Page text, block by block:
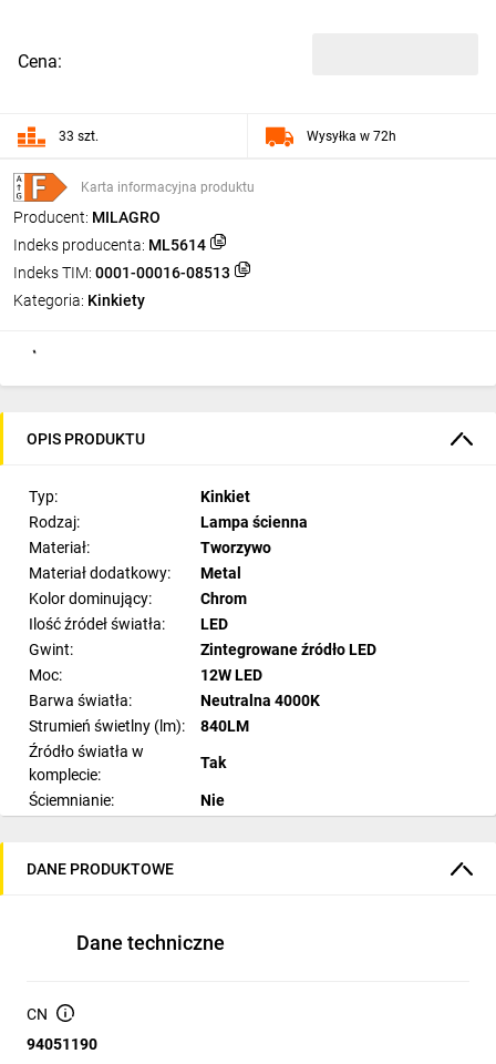
Karta informacyjna produktu
Producent: MILAGRO
Indeks producenta: ML5614
Indeks TIM: 0001-00016-08513
Kategoria: Kinkiety
Cena:
33 szt. Wysyłka w 72h
OPIS PRODUKTU
Typ:
Kinkiet
Rodzaj:
Lampa ścienna
Materiał:
Tworzywo
Materiał dodatkowy:
Metal
Kolor dominujący:
Chrom
Ilość źródeł światła:
LED
Gwint:
Zintegrowane źródło LED
Moc:
12W LED
Barwa światła:
Neutralna 4000K
Strumień świetlny (lm):
840LM
Źródło światła w
komplecie:
Tak
Ściemnianie:
Nie
Do zastosowania w:
Głębokość (cm):
11
Liczba ramion:
Wymiary opakowania
DANE PRODUKTOWE
Dane techniczne
CN
94051190